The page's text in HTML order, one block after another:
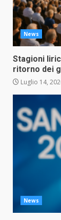
News
Stagioni
ritorno dei
Luglio 14,
News